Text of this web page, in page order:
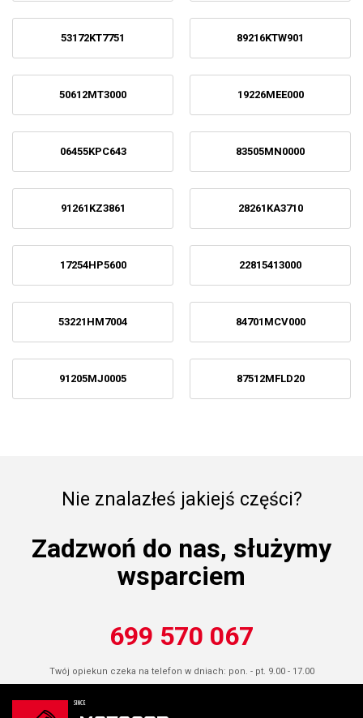
53172KT7751 89216KTW901
50612MT3000 19226MEE000
06455KPC643 83505MN0000
91261KZ3861 28261KA3710
17254HP5600 22815413000
53221HM7004 84701MCV000
91205MJ0005 87512MFLD20
Nie znalazłeś jakiejś części?
Zadzwoń do nas, służymy
wsparciem
699 570 067
Twój opiekun czeka na telefon w dniach: pon. - pt. 9.00 - 17.00